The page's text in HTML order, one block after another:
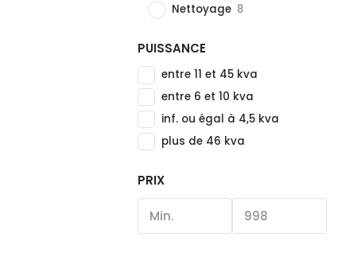
Nettoyage 8
PUISSANCE
entre 11 et 45 kva
entre 6 et 10 kva
inf. ou égal à 4,5 kva
plus de 46 kva
PRIX